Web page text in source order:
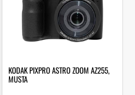
KODAK PIXPRO ASTRO ZOOM AZ255,
MUSTA